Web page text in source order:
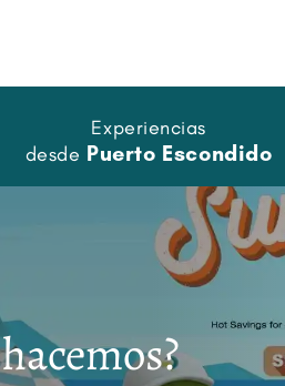
Experiencias
desde Puerto Escondido